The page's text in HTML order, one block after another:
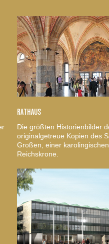
RATHAUS
Die größten Historienbilder
originalgetreue Kopien des
Großen, einer
Reichskrone.